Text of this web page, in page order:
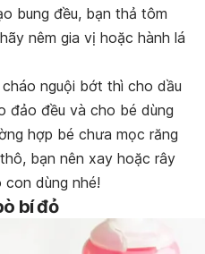
bung đều, bạn thả tôm
nêm gia vị hoặc hành lá
nguội bớt thì cho dầu
đảo đều và cho bé dùng
hợp bé chưa mọc răng
bạn nên xay hoặc rây
dùng nhé!
bí đỏ